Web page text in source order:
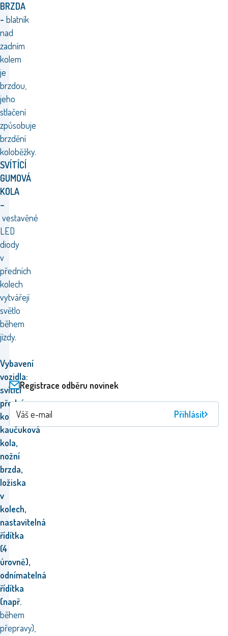
BRZDA
- blatník
nad
zadním
kolem
je
brzdou,
jeho
stlačení
způsobuje
brzdění
koloběžky.
SVÍTÍCÍ
GUMOVÁ
KOLA
–
vestavěné
LED
diody
v
předních
kolech
vytvářejí
světlo
během
jízdy.
Vybavení
vozidla:
svítící
přední
kola,
kaučuková
kola,
nožní
brzda,
ložiska
v
kolech,
nastavitelná
řídítka
(4
úrovně),
odnímatelná
řídítka
(např.
během
přepravy),
Registrace odběru novinek
Přihlásit